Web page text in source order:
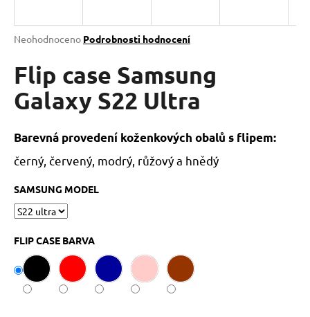
Průměrné
produktu
je
0,0
z
hvězdiček.
Neohodnoceno Podrobnosti hodnocení
Flip case Samsung
Galaxy S22 Ultra
Barevná provedení koženkových obalů s flipem:
černý, červený, modrý, růžový a hnědý
SAMSUNG MODEL
FLIP CASE BARVA
j
t
?
HLEDAT
D
o
o